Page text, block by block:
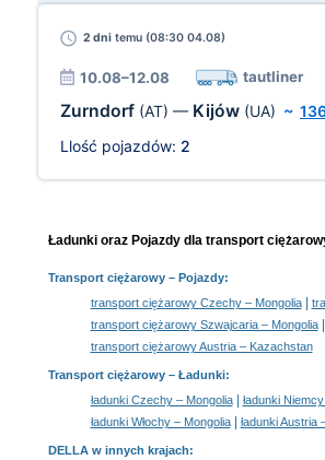
2 dni temu (08:30 04.08)
10.08–12.08 tautliner
Zurndorf (AT) — Kijów (UA) ~
Llość pojazdów: 2
Ładunki oraz Pojazdy dla transport
Transport ciężarowy– Pojazdy:
transport ciężarowy Czechy – Mongolia|
transport ciężarowy Szwajcaria – Mongolia|
transport ciężarowy Austria – Kazachstan
Transport ciężarowy – Ładunki:
ładunki Czechy – Mongolia| ładunki
ładunki Włochy – Mongolia| ładunki Austria
DELLA w innych krajach: